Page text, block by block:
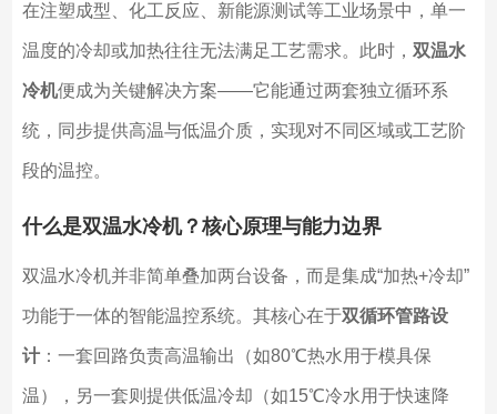
在注塑成型、化工反应、新能源测试等工业场景中，单一
温度的冷却或加热往往无法满足工艺需求。此时， 双温水
冷机便成为关键解决方案——它能通过两套独立循环系
统，同步提供高温与低温介质，实现对不同区域或工艺阶
段的温控。
什么是双温水冷机？核心原理与能力边界
双温水冷机并非简单叠加两台设备，而是集成“加热+冷却”
功能于一体的智能温控系统。其核心在于双循环管路设
计：一套回路负责高温输出（如80℃热水用于模具保
温），另一套则提供低温冷却（如15℃冷水用于快速降